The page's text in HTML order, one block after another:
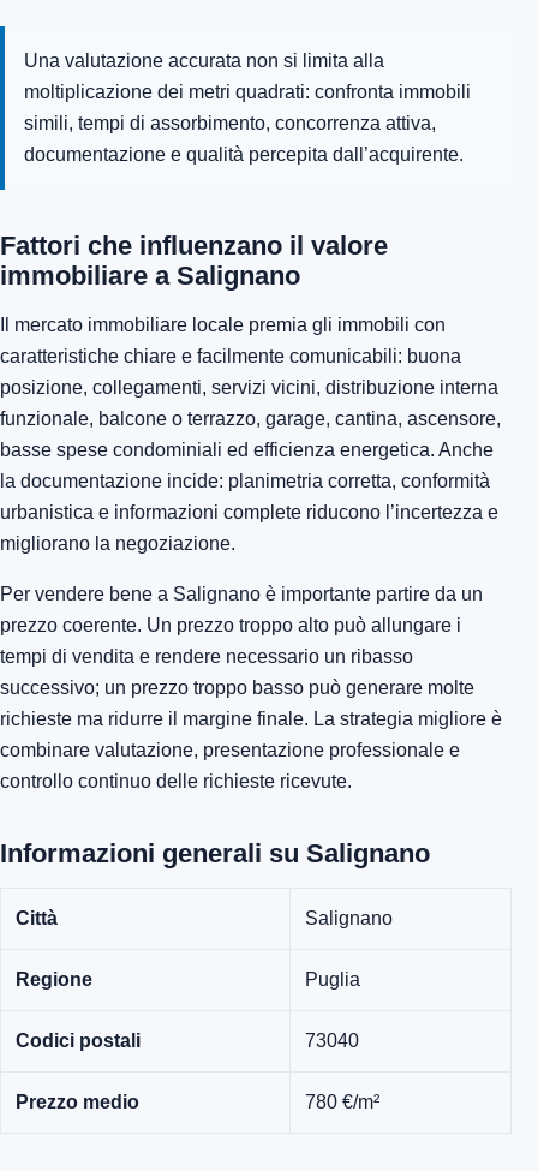
Una valutazione accurata non si limita alla
moltiplicazione dei metri quadrati: confronta immobili
simili, tempi di assorbimento, concorrenza attiva,
documentazione e qualità percepita dall’acquirente.
Fattori che influenzano il valore
immobiliare a Salignano
Il mercato immobiliare locale premia gli immobili con
caratteristiche chiare e facilmente comunicabili: buona
posizione, collegamenti, servizi vicini, distribuzione interna
funzionale, balcone o terrazzo, garage, cantina, ascensore,
basse spese condominiali ed efficienza energetica. Anche
la documentazione incide: planimetria corretta, conformità
urbanistica e informazioni complete riducono l’incertezza e
migliorano la negoziazione.
Per vendere bene a Salignano è importante partire da un
prezzo coerente. Un prezzo troppo alto può allungare i
tempi di vendita e rendere necessario un ribasso
successivo; un prezzo troppo basso può generare molte
richieste ma ridurre il margine finale. La strategia migliore è
combinare valutazione, presentazione professionale e
controllo continuo delle richieste ricevute.
Informazioni generali su Salignano
Città Salignano
Regione Puglia
Codici postali 73040
Prezzo medio 780 €/m²